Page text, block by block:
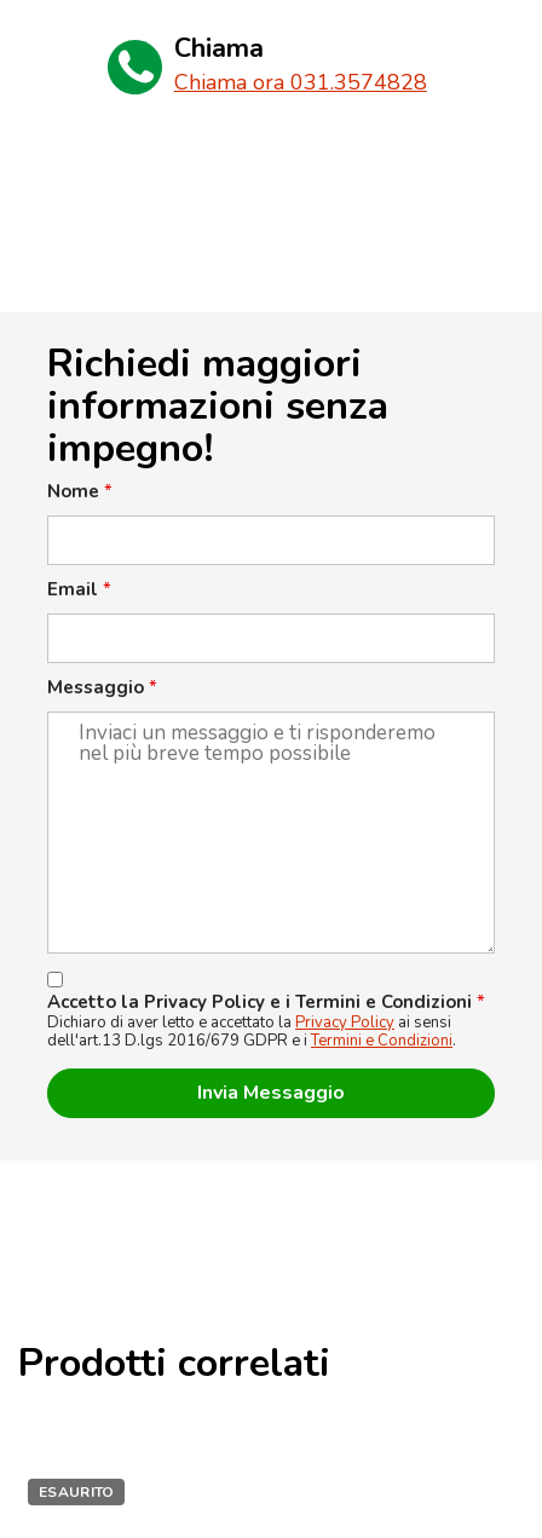
Chiama
Chiama ora 031.3574828
Richiedi maggiori
informazioni senza
impegno!
Nome *
Email *
Messaggio *
Accetto la Privacy Policy e i Termini e Condizioni *
Dichiaro di aver letto e accettato la Privacy Policy ai sensi
dell'art.13 D.lgs 2016/679 GDPR e iTermini e Condizioni.
Prodotti correlati
ESAURITO